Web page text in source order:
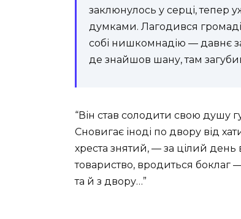
заклюнулось у серці, тепер
думками. Лагодився
собі нишкомнадію — давнє
де знайшов шану, там
“Він став солодити свою душу
Сновигає іноді по двору від
хреста знятий, — за цілий
товариство, вродиться боклаг
та й з двору…”